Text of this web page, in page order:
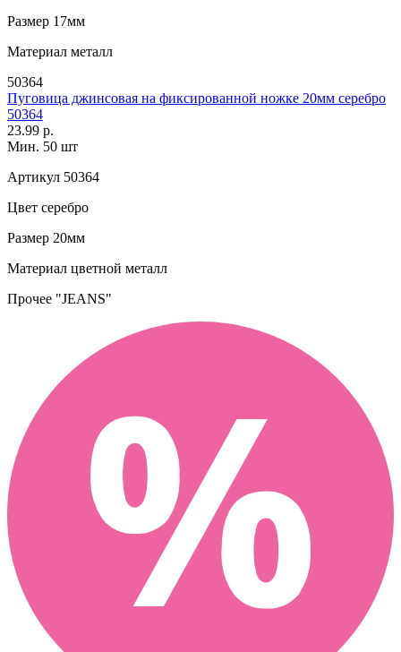
Размер 17мм
Материал металл
50364
Пуговица джинсовая на фиксированной ножке 20мм серебро
50364
23.99 р.
Мин. 50 шт
Артикул 50364
Цвет серебро
Размер 20мм
Материал цветной металл
Прочее "JEANS"